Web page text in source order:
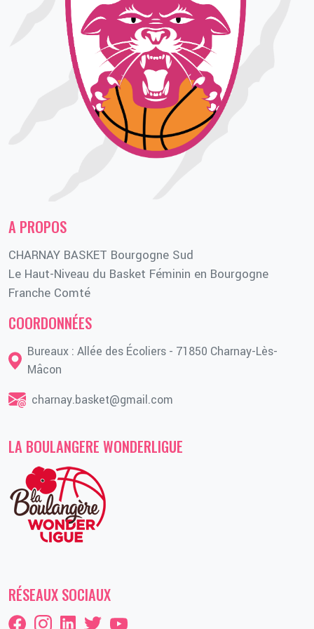
A PROPOS
CHARNAY BASKET Bourgogne Sud
Le Haut-Niveau du Basket Féminin en Bourgogne
Franche Comté
COORDONNÉES
Bureaux : Allée des Écoliers - 71850 Charnay-Lès-
Mâcon
charnay.basket@gmail.com
LA BOULANGERE WONDERLIGUE
RÉSEAUX SOCIAUX